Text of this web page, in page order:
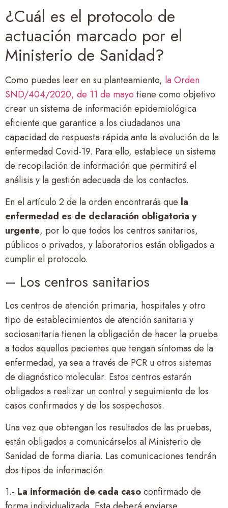
¿Cuál es el protocolo de
actuación marcado por el
Ministerio de Sanidad?
Como puedes leer en su planteamiento, la Orden
SND/404/2020, de 11 de mayo tiene como objetivo
crear un sistema de información epidemiológica
eficiente que garantice a los ciudadanos una
capacidad de respuesta rápida ante la evolución de la
enfermedad Covid-19. Para ello, establece un sistema
de recopilación de información que permitirá el
análisis y la gestión adecuada de los contactos.
En el artículo 2 de la orden encontrarás que la
enfermedad es de declaración obligatoria y
urgente, por lo que todos los centros sanitarios,
públicos o privados, y laboratorios están obligados a
cumplir el protocolo.
– Los centros sanitarios
Los centros de atención primaria, hospitales y otro
tipo de establecimientos de atención sanitaria y
sociosanitaria tienen la obligación de hacer la prueba
a todos aquellos pacientes que tengan síntomas de la
enfermedad, ya sea a través de PCR u otros sistemas
de diagnóstico molecular. Estos centros estarán
obligados a realizar un control y seguimiento de los
casos confirmados y de los sospechosos.
Una vez que obtengan los resultados de las pruebas,
están obligados a comunicárselos al Ministerio de
Sanidad de forma diaria. Las comunicaciones tendrán
dos tipos de información:
1.- La información de cada casoconfirmado de